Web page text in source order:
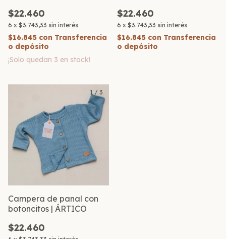
$22.460
6 x $3.743,33 sin interés
$16.845 con Transferencia
o depósito
¡Solo quedan 3 en stock!
$22.460
6 x $3.743,33 sin interés
$16.845 con Transferencia
o depósito
1 / 3
Campera de panal con
botoncitos | ÁRTICO
$22.460